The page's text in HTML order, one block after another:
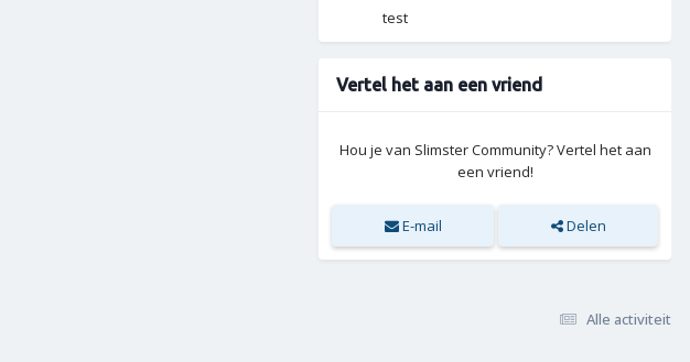
test
Vertel het aan een vriend
Hou je van Slimster Community? Vertel het aan
een vriend!
E-mail Delen
Alle activiteit